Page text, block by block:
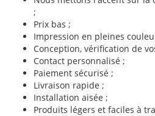
;
Prix bas ;
Impression en pleines
Conception, vérification de
Contact personnalisé ;
Paiement sécurisé ;
Livraison rapide ;
Installation aisée ;
Produits légers et faciles à